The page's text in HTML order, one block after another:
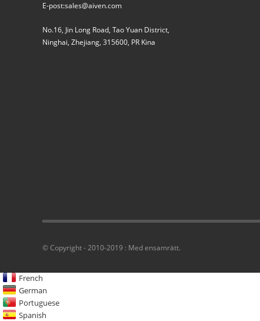
E-post:sales@aiven.com
No.16, Jin Long Road, Tao Yuan District,
Ninghai, Zhejiang, 315600, PR Kina
© Copyright - 2010-2019 : Med ensamrätt.
French
German
Portuguese
Spanish